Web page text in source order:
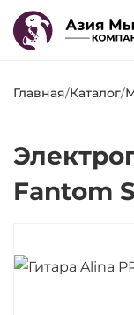
Главная/Каталог/
Fantom